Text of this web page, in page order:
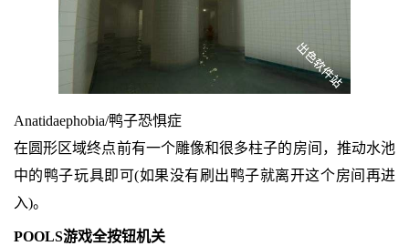
Anatidaephobia/鸭子恐惧症
在圆形区域终点前有一个雕像和很多柱子的房间，推动水池
中的鸭子玩具即可(如果没有刷出鸭子就离开这个房间再进
入)。
POOLS游戏全按钮机关